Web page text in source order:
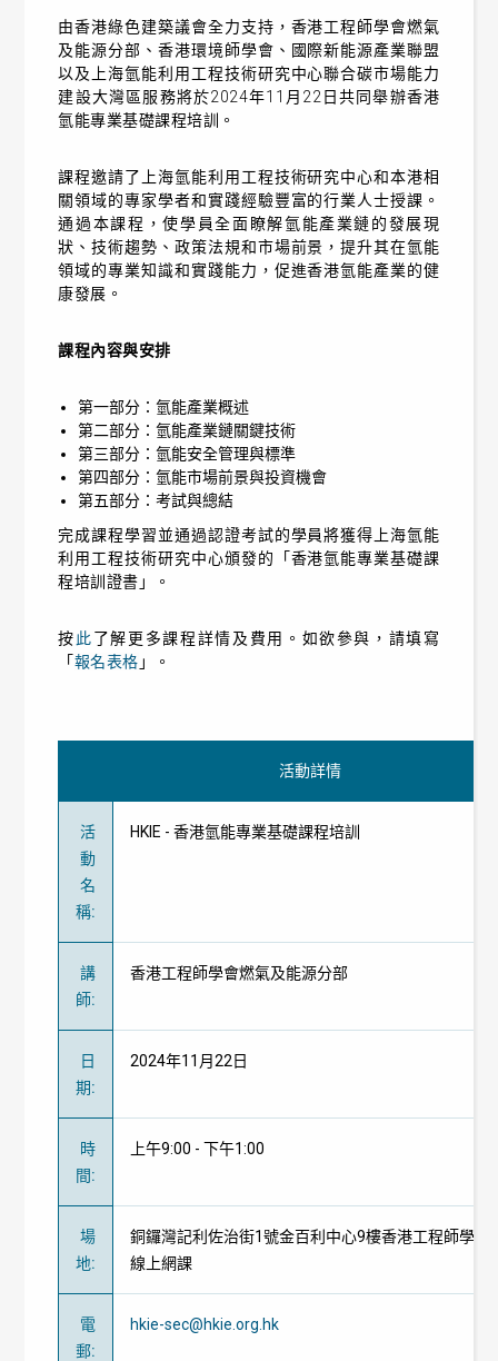
由香港綠色建築議會全力支持，香港工程師學會燃氣
及能源分部、香港環境師學會、國際新能源產業聯盟
以及上海氫能利用工程技術研究中心聯合碳市場能力
建設大灣區服務將於2024年11月22日共同舉辦香港
氫能專業基礎課程培訓。
課程邀請了上海氫能利用工程技術研究中心和本港相
關領域的專家學者和實踐經驗豐富的行業人士授課。
通過本課程，使學員全面瞭解氫能產業鏈的發展現
狀、技術趨勢、政策法規和市場前景，提升其在氫能
領域的專業知識和實踐能力，促進香港氫能產業的健
康發展。
課程內容與安排
第一部分：氫能產業概述
第二部分：氫能產業鏈關鍵技術
第三部分：氫能安全管理與標準
第四部分：氫能市場前景與投資機會
第五部分：考試與總結
完成課程學習並通過認證考試的學員將獲得上海氫能
利用工程技術研究中心頒發的「香港氫能專業基礎課
程培訓證書」。
按此了解更多課程詳情及費用。如欲參與，請填寫
「 報名表格 」。
活動詳情
活
動
名
稱:
HKIE - 香港氫能專業基礎課程培訓
講
師:
香港工程師學會燃氣及能源分部
日
期:
2024年11月22日
時
間:
上午9:00 - 下午1:00
場
地:
銅鑼灣記利佐治街1號金百利中心9樓香港工程師學會
線上網課
電
郵:
hkie-sec@hkie.org.hk